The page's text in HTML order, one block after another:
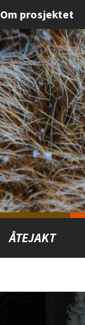
Om prosjektet
ÅTEJAKT